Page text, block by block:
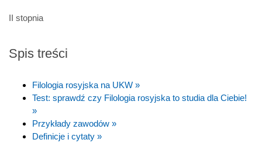
II stopnia
Spis treści
Filologia rosyjska na UKW »
Test: sprawdź czy Filologia rosyjska to studia dla Ciebie!
»
Przykłady zawodów »
Definicje i cytaty »